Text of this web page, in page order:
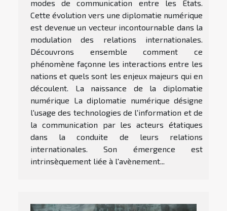
modes de communication entre les États.
Cette évolution vers une diplomatie numérique
est devenue un vecteur incontournable dans la
modulation des relations internationales.
Découvrons ensemble comment ce
phénomène façonne les interactions entre les
nations et quels sont les enjeux majeurs qui en
découlent. La naissance de la diplomatie
numérique La diplomatie numérique désigne
l'usage des technologies de l'information et de
la communication par les acteurs étatiques
dans la conduite de leurs relations
internationales. Son émergence est
intrinsèquement liée à l'avènement...